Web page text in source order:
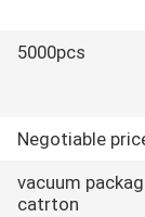
5000pcs
Negotiable
vacuum
catrton